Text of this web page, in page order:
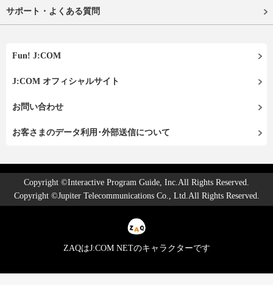
サポート・よくある質問
Fun! J:COM
J:COM オフィシャルサイト
お問い合わせ
お客さまのデータ利用･外部送信について
Copyright ©Interactive Program Guide, Inc.All Rights Reserved.
Copyright ©Jupiter Telecommunications Co., Ltd.All Rights Reserved.
ZAQはJ:COM NETのキャラクターです